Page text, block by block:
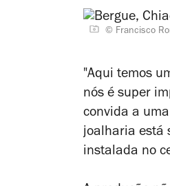
© Francisco
"Aqui temos
nós é super
convida a
joalharia está
instalada no